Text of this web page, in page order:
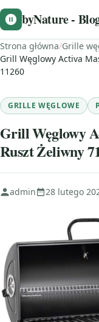
byNature -
Strona główna/Grille
Grill Węglowy Activa
11260
GRILLE WĘGLOWE
Grill Węglowy
Ruszt Żeliwny
admin 28 lutego